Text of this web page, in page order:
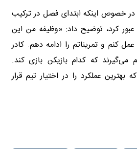
در خصوص اینکه ابتدای فصل در ترکیب
عبور کرد، توضیح داد: «وظیفه من این
کنم و تمریناتم را ادامه دهم. کادر
که کدام بازیکن بازی کند.
عملکرد را در اختیار تیم قرار